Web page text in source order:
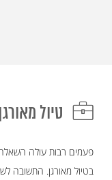
טיול
פעמים רבות עולה
בטיול מאורגן. התשובה